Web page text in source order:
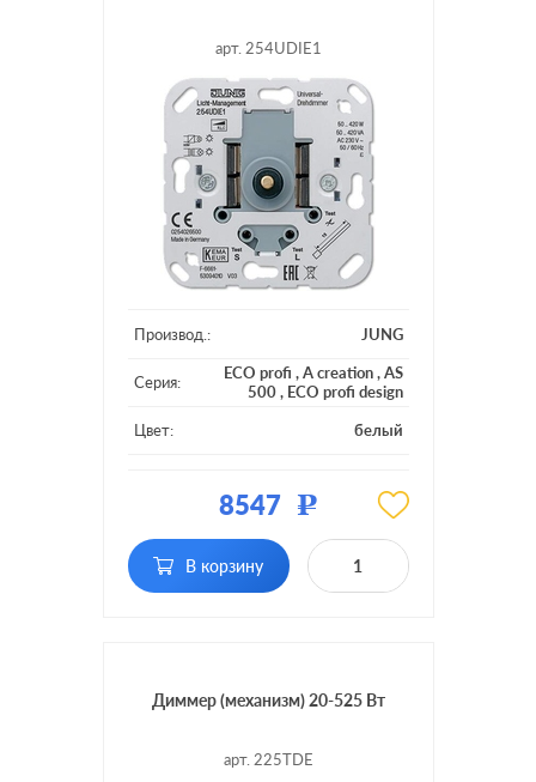
арт. 254UDIE1
Производ.: JUNG
Серия: ECO profi ,A creation,AS
500, ECO profi design
Цвет:
белый
Включение:
поворотно-нажимной, с
возможностью
8547 Р
В корзину
Диммер (механизм) 20-525 Вт
арт. 225TDE